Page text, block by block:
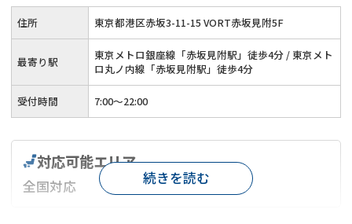
住所 東京都港区赤坂3-11-15 VORT赤坂見附5F
最寄り駅
東京メトロ銀座線「赤坂見附駅」徒歩4分 / 東京メト
ロ丸ノ内線「赤坂見附駅」徒歩4分
受付時間 7:00〜22:00
対応可能エリア
全国対応 続きを読む